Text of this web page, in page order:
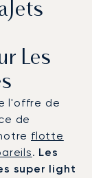
Les
l'offre de
de
flotte
. Les
super light